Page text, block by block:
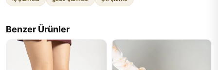
Benzer Ürünler